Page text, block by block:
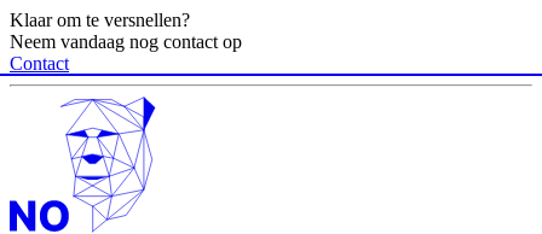
Klaar om te versnellen?
Neem vandaag nog contact op
Contact